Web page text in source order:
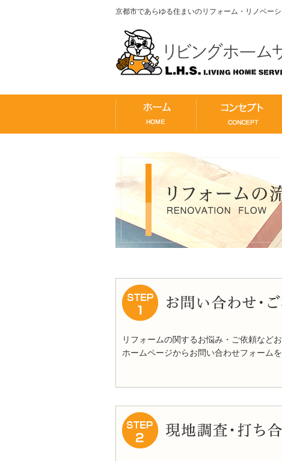
京都市であらゆる住まいのリフォーム・リノベー
リフォームの関するお悩み・ご依頼など
ホームページからお問い合わせフォーム